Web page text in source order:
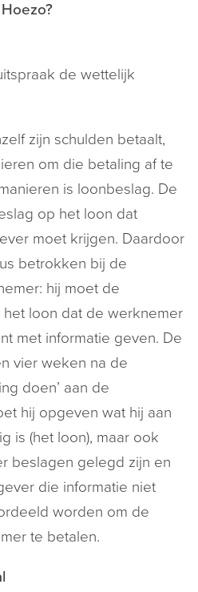
de wettelijk
zijn schulden betaalt,
om die betaling af te
is loonbeslag. De
op het loon dat
moet krijgen. Daardoor
betrokken bij de
hij moet de
loon dat de werknemer
met informatie geven. De
vier weken na de
doen’ aan de
hij opgeven wat hij aan
is (het loon), maar ook
beslagen gelegd zijn en
die informatie niet
worden om de
te betalen.